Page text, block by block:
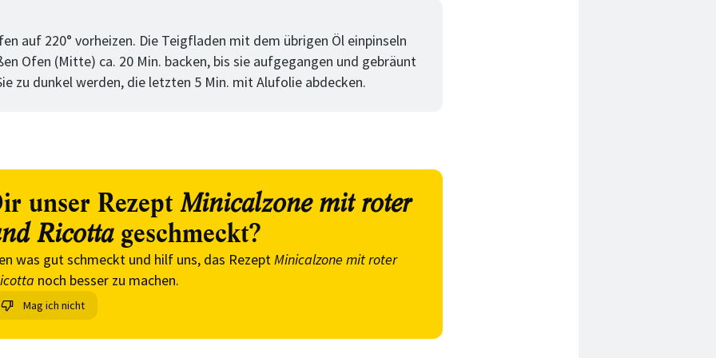
auf 220° vorheizen. Die Teigfladen mit dem übrigen Öl einpinseln
Ofen (Mitte) ca. 20 Min. backen, bis sie aufgegangen und gebräunt
zu dunkel werden, die letzten 5 Min. mit Alufolie abdecken.
unser Rezept Minicalzone mit roter
Ricottageschmeckt?
was gut schmeckt und hilf uns, das RezeptMinicalzone mit roter
noch besser zu machen.
Mag ich nicht